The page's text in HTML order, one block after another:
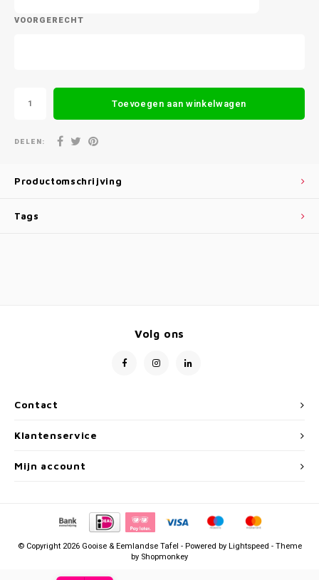
VOORGERECHT
Toevoegen aan winkelwagen
DELEN:
Productomschrijving
Tags
Contact
Volg ons
Klantenservice
Mijn account
© Copyright 2026 Gooise & Eemlandse Tafel - Powered byLightspeed - Theme
by Shopmonkey